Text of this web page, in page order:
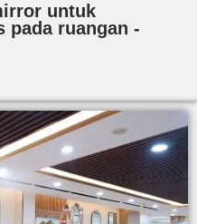
untuk
pada ruangan -